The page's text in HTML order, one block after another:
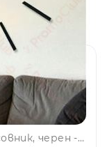
3D Стенен светещ модерен часовник, черен - BLACK, Home Decor Clock 3D